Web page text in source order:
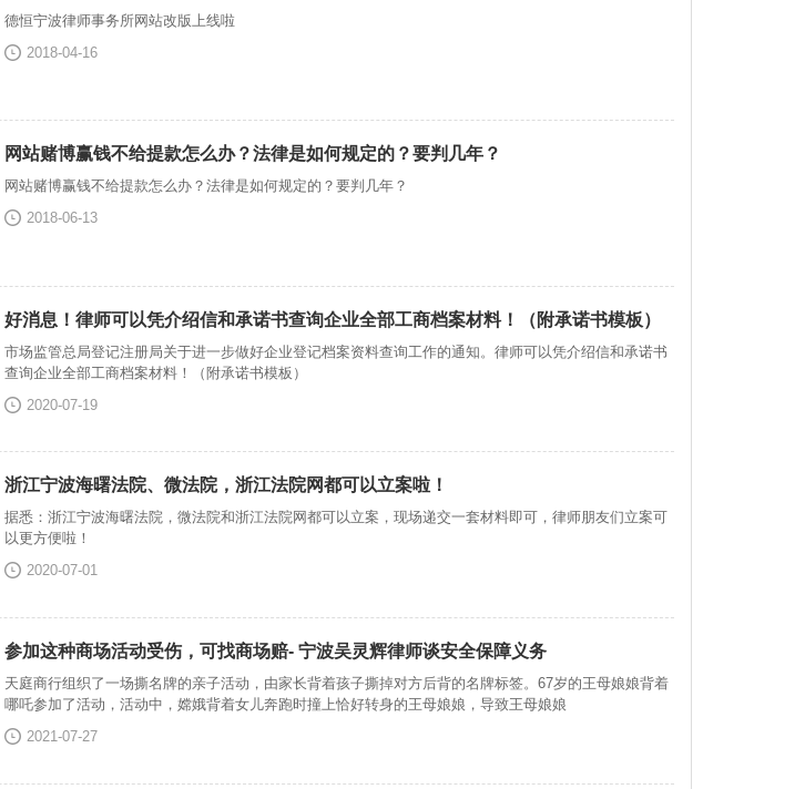
德恒宁波律师事务所网站改版上线啦
2018-04-16
网站赌博赢钱不给提款怎么办？法律是如何规定的？要判几年？
网站赌博赢钱不给提款怎么办？法律是如何规定的？要判几年？
2018-06-13
好消息！律师可以凭介绍信和承诺书查询企业全部工商档案材料！（附承诺书模板）
市场监管总局登记注册局关于进一步做好企业登记档案资料查询工作的通知。律师可以凭介绍信和承诺书
查询企业全部工商档案材料！（附承诺书模板）
2020-07-19
浙江宁波海曙法院、微法院，浙江法院网都可以立案啦！
据悉：浙江宁波海曙法院，微法院和浙江法院网都可以立案，现场递交一套材料即可，律师朋友们立案可
以更方便啦！
2020-07-01
参加这种商场活动受伤，可找商场赔- 宁波吴灵辉律师谈安全保障义务
天庭商行组织了一场撕名牌的亲子活动，由家长背着孩子撕掉对方后背的名牌标签。67岁的王母娘娘背着
哪吒参加了活动，活动中，嫦娥背着女儿奔跑时撞上恰好转身的王母娘娘，导致王母娘娘
2021-07-27